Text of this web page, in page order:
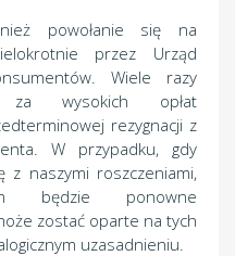
powołanie się na
przez Urząd
Wiele razy
za wysokich opłat
rezygnacji z
W przypadku, gdy
z naszymi roszczeniami,
będzie ponowne
zostać oparte na tych
uzasadnieniu.